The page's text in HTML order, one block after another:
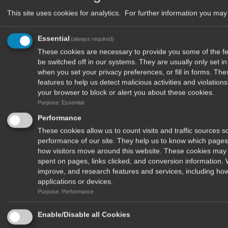
Δέχομαι να λαμβάνω newsletters από το περιοδικό Το Ψάρεμα και
τα μυστικά του
This site uses cookies for analytics. For further information you
Essential (always required)
These cookies are necessary to provide you some of the
be switched off in our systems. They are usually only set
when you set your privacy preferences, or fill in forms.
features to help us detect malicious activities and
your browser to block or alert you about these cookies.
Purpose: Essential
Performance
These cookies allow us to count visits and traffic sources
performance of our site. They help us to know which
how visitors move around this website. These cookies
spent on pages, links clicked, and conversion
improve, and research features and services, including
applications or devices.
Purpose: Performance
Enable/Disable all Cookies